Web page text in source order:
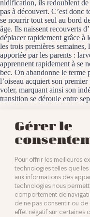
Gérer le
Pour offrir les meilleures
technologies telles que
aux informations des
technologies nous
comportement de
de ne pas consentir ou
effet négatif sur certaines
nidification, ils redoublent de
pas à découvert. C’est donc
se nourrir tout seul au bord
âge. Ils naissent recouverts
déplacer rapidement grâce à
les trois premières semaines,
apportée par les parents :
apprennent rapidement à se
bec. On abandonne le
l’oiseau acquiert son
voler, marquant ainsi son
transition se déroule entre